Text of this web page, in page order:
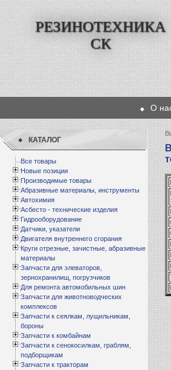
РЕЗИНОТЕХНИКА
СК
О
КАТАЛОГ
Все товары
Новые позиции
Производимые товары
Абразивные материалы, инструменты
Автохимия
Асбесто - технические изделия
Гидрооборудование
Датчики, указатели
Двигателя внутреннего сгорания
Круги отрезные, зачистные, абразивные
материалы
Запчасти для элеваторов,
зернохранилищ, погрузчиков
Для ремонта автомобильных шин
Запчасти для животноводческих
комплексов
Запчасти к сеялкам, лущильникам,
бороны
Запчасти к комбайнам
Запчасти к сенокосилкам, граблям,
подборщикам
Запчасти к тракторам